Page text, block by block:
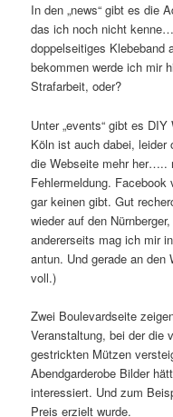
In den „news“ gibt es die
das ich noch nicht
doppelseitiges Klebeband
bekommen werde ich mir
Strafarbeit, oder?
Unter „events“ gibt es
Köln ist auch dabei, leider
die Webseite mehr her…..
Fehlermeldung.
gar keinen gibt. Gut
wieder auf den
andererseits mag ich mir
antun. Und gerade an den
voll.)
Zwei Boulevardseite
Veranstaltung, bei der die
gestrickten Mützen
Abendgarderobe Bilder
interessiert. Und zum
Preis erzielt wurde.